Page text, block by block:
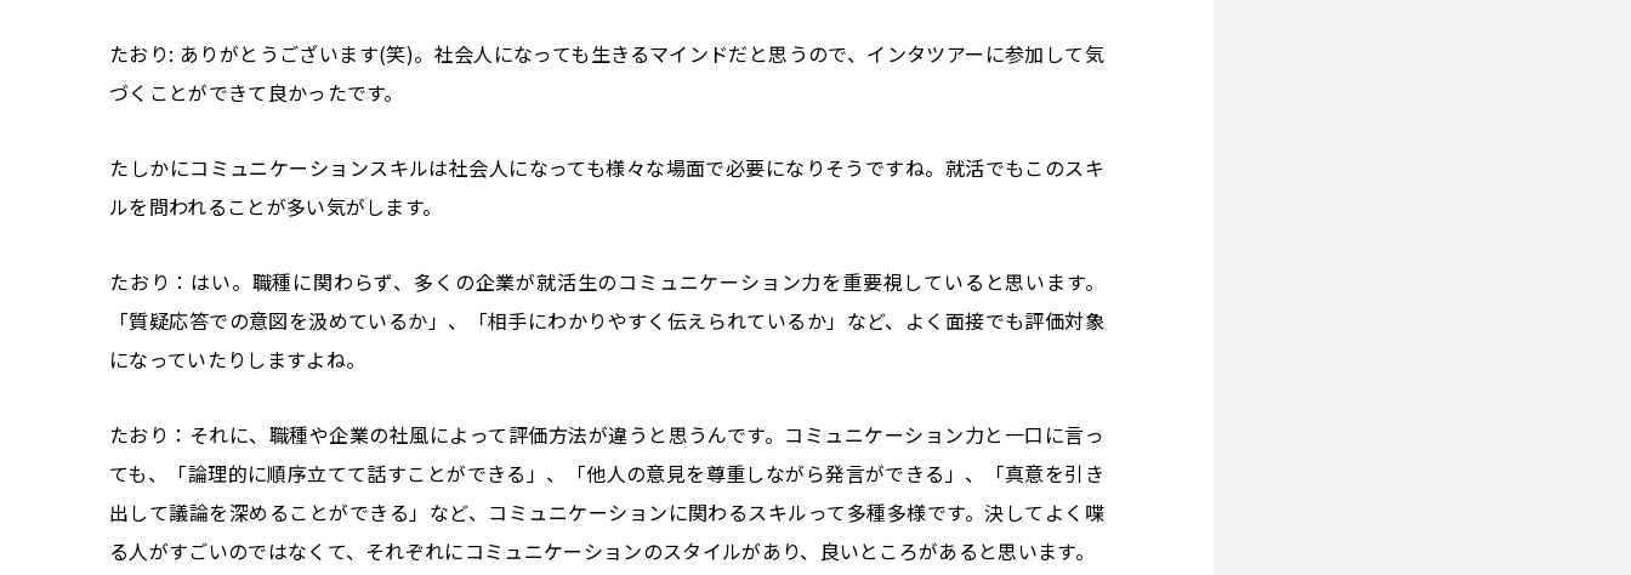
たおり: ありがとうございます(笑)。社会人になっても生きるマインドだと思うので、インタツアーに参加して気
づくことができて良かったです。
――たしかにコミュニケーションスキルは社会人になっても様々な場面で必要になりそうですね。就活でもこのスキ
ルを問われることが多い気がします。
たおり：はい。職種に関わらず、多くの企業が就活生のコミュニケーション力を重要視していると思います。
「質疑応答での意図を汲めているか」、「相手にわかりやすく伝えられているか」など、よく面接でも評価対象
になっていたりしますよね。
たおり：それに、職種や企業の社風によって評価方法が違うと思うんです。コミュニケーション力と一口に言っ
ても、「論理的に順序立てて話すことができる」、「他人の意見を尊重しながら発言ができる」、「真意を引き
出して議論を深めることができる」など、コミュニケーションに関わるスキルって多種多様です。決してよく喋
る人がすごいのではなくて、それぞれにコミュニケーションのスタイルがあり、良いところがあると思います。